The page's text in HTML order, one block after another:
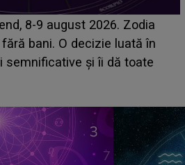
DETALIU ASCUNS până
concurentul din Casa Iubirii
despre mama
eu nu te iubesc pentru